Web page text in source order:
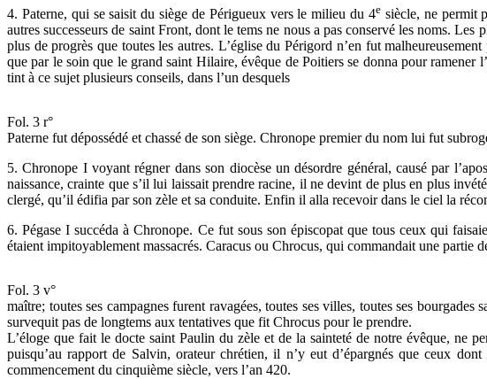
4. Paterne, qui se saisit du siège de Périgueux vers le milieu du 4e siècle, ne permit
autres successeurs de saint Front, dont le tems ne nous a pas conservé les noms.
plus de progrès que toutes les autres. L’église du Périgord n’en fut
que par le soin que le grand saint Hilaire, évêque de Poitiers se donna pour
tint à ce sujet plusieurs conseils, dans l’un desquels
Fol. 3 r°
Paterne fut dépossédé et chassé de son siège. Chronope premier du nom lui fut
5. Chronope I voyant régner dans son diocèse un désordre général, causé par
naissance, crainte que s’il lui laissait prendre racine, il ne devint de plus en plus
clergé, qu’il édifia par son zèle et sa conduite. Enfin il alla recevoir dans le ciel la
6. Pégase I succéda à Chronope. Ce fut sous son épiscopat que tous ceux qui
étaient impitoyablement massacrés. Caracus ou Chrocus, qui commandait une partie
Fol. 3 v°
maître; toutes ses campagnes furent ravagées, toutes ses villes, toutes ses
survequit pas de longtems aux tentatives que fit Chrocus pour le prendre.
L’éloge que fait le docte saint Paulin du zèle et de la sainteté de notre évêque, ne
puisqu’au rapport de Salvin, orateur chrétien, il n’y eut d’épargnés que ceux
commencement du cinquième siècle, vers l’an 420.